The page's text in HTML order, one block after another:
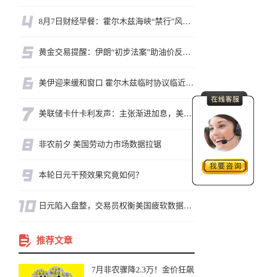
8月7日财经早餐：霍尔木兹海峡“禁行”风波再起，油价急涨金价承压，非农夜市场博弈加剧
黄金交易提醒：伊朗“初步法案”助油价反弹逾3%，金价小幅承压，非农重磅来袭！
美伊迎来缓和窗口 霍尔木兹临时协议临近落地
美联储卡什卡利发声：主张渐进加息，美联储内部政策分歧
非农前夕 美国劳动力市场数据拉锯
本轮日元干预效果究竟如何？
日元陷入盘整，交易员权衡美国疲软数据与市场情绪
推荐文章
7月非农骤降2.3万！金价狂飙